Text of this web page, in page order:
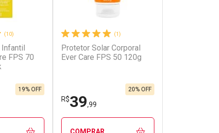
(10)
FPS 70
19% OFF
(1)
Protetor Solar Corporal
Ever Care FPS 50 120g
R$39,99
20% OFF
COMPRAR